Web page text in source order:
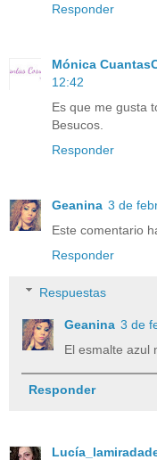
Responder
Mónica
12:42
Es que me gusta
Besucos.
Responder
Geanina 3 de
Este comentario
Responder
Respuestas
Geanina 3 de
El esmalte azul
Responder